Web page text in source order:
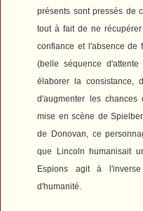
présents sont pressés de
tout à fait de ne
confiance et l'absence de
(belle séquence
élaborer la consistance,
d'augmenter les chances
mise en scène de
de Donovan, ce
que Lincoln humanisait
Espions agit à
d'humanité.